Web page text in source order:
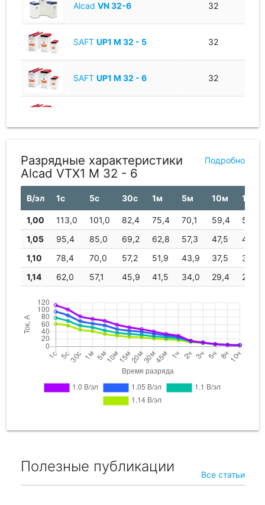
Alcad VN 32-6 32
SAFT UP1 M 32 - 5 32
SAFT UP1 M 32 - 6 32
Разрядные характеристики
Alcad VTX1 M 32 - 6
Подробно
В/эл 1с 5с 30с 1м 5м 10м 15м
1,00 113,0 101,0 82,4 75,4 70,1 59,4
52,0
1,05
95,4 85,0 69,2 62,8 57,3 47,5
43,0
1,10
78,4 70,0 57,2 51,9 43,9 37,5
34,1
1,14
62,0 57,1 45,9 41,5 34,0 29,4 26,2
Полезные публикации Все статьи